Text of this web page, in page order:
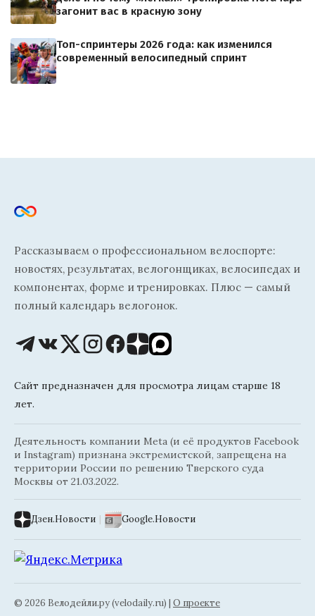
загонит вас в красную зону
Топ-спринтеры 2026 года: как изменился
современный велосипедный спринт
Рассказываем о профессиональном велоспорте:
новостях, результатах, велогонщиках, велосипедах и
компонентах, форме и тренировках. Плюс — самый
полный календарь велогонок.
Сайт предназначен для просмотра лицам старше 18
лет.
Деятельность компании Meta (и её продуктов Facebook
и Instagram) признана экстремистской, запрещена на
территории России по решению Тверского суда
Москвы от 21.03.2022.
Дзен.Новости | Google.Новости
© 2026 Велодейли.ру (velodaily.ru) | О проекте